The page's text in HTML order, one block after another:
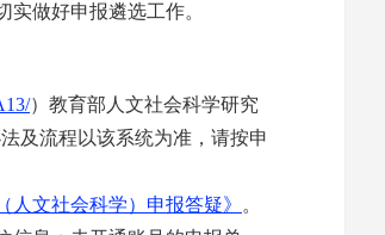
做好申报遴选工作。
）教育部人文社会科学研究
及流程以该系统为准，请按申
人文社会科学）申报答疑》
。